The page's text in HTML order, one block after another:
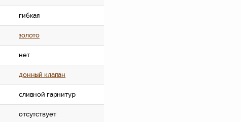
гибкая
золото
нет
донный клапан
сливной гарнитур
отсутствует